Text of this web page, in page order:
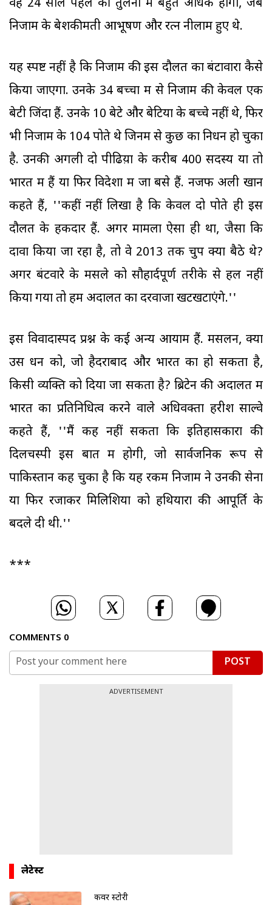
वह 24 साल पहले की तुलना में बहुत अधिक होगा, जब
निजाम के बेशकीमती आभूषण और रत्न नीलाम हुए थे.
यह स्पष्ट नहीं है कि निजाम की इस दौलत का बंटावारा कैसे
किया जाएगा. उनके 34 बच्चों में से निजाम की केवल एक
बेटी जिंदा हैं. उनके 10 बेटे और बेटियों के बच्चे नहीं थे, फिर
भी निजाम के 104 पोते थे जिनमें से कुछ का निधन हो चुका
है. उनकी अगली दो पीढिय़ों के करीब 400 सदस्य या तो
भारत में हैं या फिर विदेशों में जा बसे हैं. नजफ अली खान
कहते हैं, ''कहीं नहीं लिखा है कि केवल दो पोते ही इस
दौलत के हकदार हैं. अगर मामला ऐसा ही था, जैसा कि
दावा किया जा रहा है, तो वे 2013 तक चुप क्यों बैठे थे?
अगर बंटवारे के मसले को सौहार्दपूर्ण तरीके से हल नहीं
किया गया तो हम अदालत का दरवाजा खटखटाएंगे.''
इस विवादास्पद प्रश्न के कई अन्य आयाम हैं. मसलन, क्या
उस धन को, जो हैदराबाद और भारत का हो सकता है,
किसी व्यक्ति को दिया जा सकता है? ब्रिटेन की अदालत में
भारत का प्रतिनिधित्व करने वाले अधिवक्ता हरीश साल्वे
कहते हैं, ''मैं कह नहीं सकता कि इतिहासकारों की
दिलचस्पी इस बात में होगी, जो सार्वजनिक रूप से
पाकिस्तान कह चुका है कि यह रकम निजाम ने उनकी सेना
या फिर रजाकर मिलिशिया को हथियारों की आपूर्ति के
बदले दी थी.''
***
COMMENTS 0
POST
ADVERTISEMENT
लेटेस्ट
कवर स्टोरी